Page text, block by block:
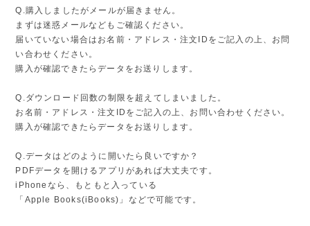
Q.購入しましたがメールが届きません。
まずは迷惑メールなどもご確認ください。
届いていない場合はお名前・アドレス・注文IDをご記入の上、お問
い合わせください。
購入が確認できたらデータをお送りします。
Q.ダウンロード回数の制限を超えてしまいました。
お名前・アドレス・注文IDをご記入の上、お問い合わせください。
購入が確認できたらデータをお送りします。
Q.データはどのように開いたら良いですか？
PDFデータを開けるアプリがあれば大丈夫です。
iPhoneなら、もともと入っている
「Apple Books(iBooks)」などで可能です。